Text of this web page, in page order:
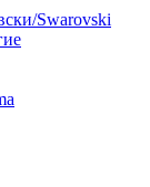
Swarovski